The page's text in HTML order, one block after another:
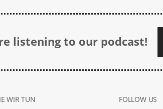
listening to our podcast!
WIR TUN
FOLLOW US